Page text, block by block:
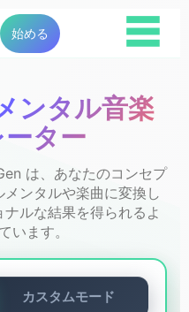
始める ☰
ンタル音楽
ター
は、あなたのコンセプ
メンタルや楽曲に変換し
ルな結果を得られるよ
います。
カスタムモード